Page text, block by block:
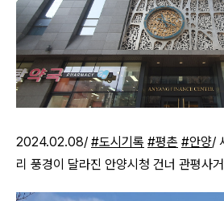
2024.02.08/ #도시기록 #평촌 #안양/
리 풍경이 달라진 안양시청 건너 관평사